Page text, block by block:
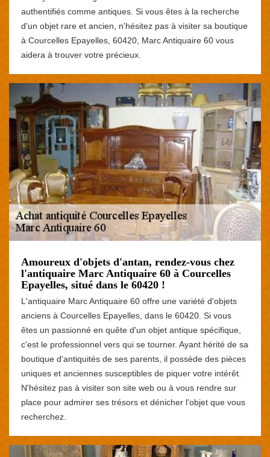
authentifiés comme antiques. Si vous êtes à la recherche
d'un objet rare et ancien, n'hésitez pas à visiter sa boutique
à Courcelles Epayelles, 60420, Marc Antiquaire 60 vous
aidera à trouver votre précieux.
Amoureux d'objets d'antan, rendez-vous chez
l'antiquaire Marc Antiquaire 60 à Courcelles
Epayelles, situé dans le 60420 !
L'antiquaire Marc Antiquaire 60 offre une variété d'objets
anciens à Courcelles Epayelles, dans le 60420. Si vous
êtes un passionné en quête d'un objet antique spécifique,
c'est le professionnel vers qui se tourner. Ayant hérité de sa
boutique d'antiquités de ses parents, il possède des pièces
uniques et anciennes susceptibles de piquer votre intérêt.
N'hésitez pas à visiter son site web ou à vous rendre sur
place pour admirer ses trésors et dénicher l'objet que vous
recherchez.